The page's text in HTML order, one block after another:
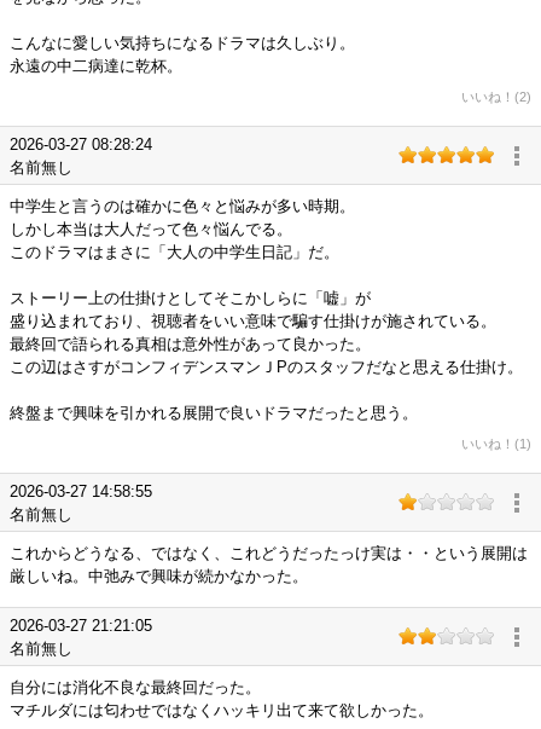
こんなに愛しい気持ちになるドラマは久しぶり。
永遠の中二病達に乾杯。
いいね！(2)
2026-03-27 08:28:24
名前無し
中学生と言うのは確かに色々と悩みが多い時期。
しかし本当は大人だって色々悩んでる。
このドラマはまさに「大人の中学生日記」だ。
ストーリー上の仕掛けとしてそこかしらに「嘘」が
盛り込まれており、視聴者をいい意味で騙す仕掛けが施されている。
最終回で語られる真相は意外性があって良かった。
この辺はさすがコンフィデンスマンＪPのスタッフだなと思える仕掛け。
終盤まで興味を引かれる展開で良いドラマだったと思う。
いいね！(1)
2026-03-27 14:58:55
名前無し
これからどうなる、ではなく、これどうだったっけ実は・・という展開は
厳しいね。中弛みで興味が続かなかった。
2026-03-27 21:21:05
名前無し
自分には消化不良な最終回だった。
マチルダには匂わせではなくハッキリ出て来て欲しかった。